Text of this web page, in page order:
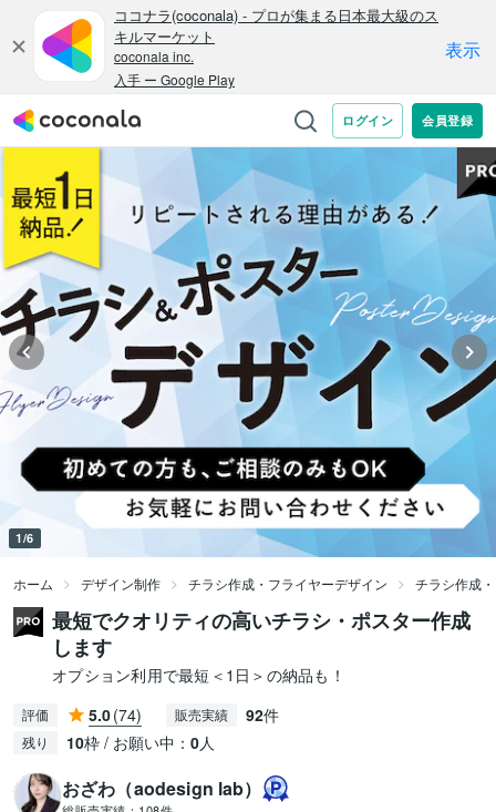
1/6
ホーム デザイン制作 チラシ作成・フライヤーデザイン チラシ作成
最短でクオリティの高いチラシ・ポスター作成
します
オプション利用で最短＜1日＞の納品も！
評価 5.0(74) 販売実績 92件
残り 10枠 / お願い中： 0人
おざわ（aodesign lab）